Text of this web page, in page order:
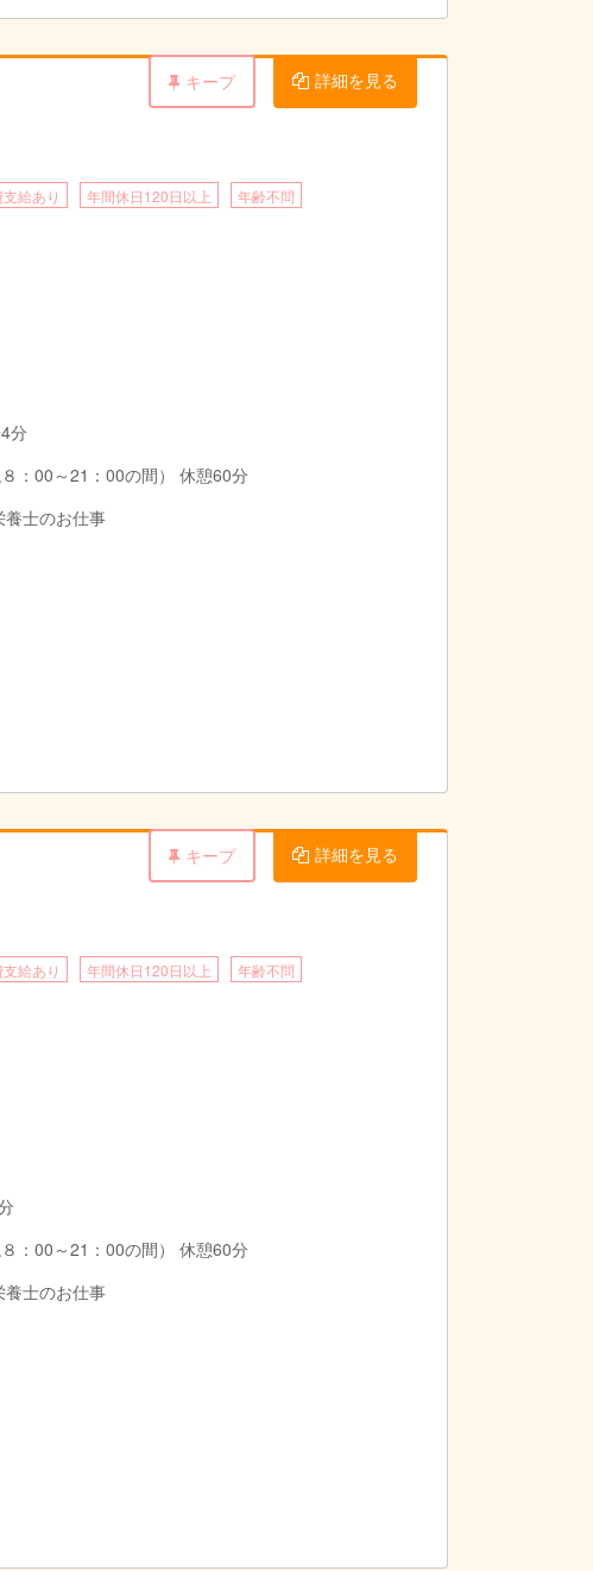
キープ 詳細を見る
給あり 年間休日120日以上
年齢不問
分
：00～21：00の間） 休憩60分
養士のお仕事
キープ 詳細を見る
給あり 年間休日120日以上
年齢不問
：00～21：00の間） 休憩60分
養士のお仕事